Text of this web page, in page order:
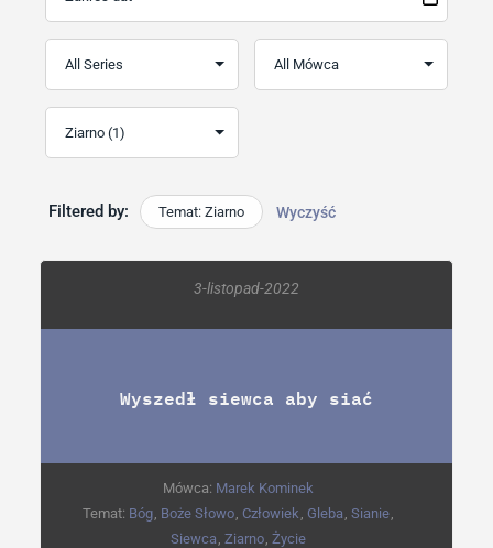
Filtered by: Temat: Ziarno Wyczyść
3-listopad-2022
Wyszedł siewca aby siać
Mówca: Marek Kominek
Temat: Bóg Boże Słowo Człowiek Gleba ,Sianie
Siewca Ziarno Życie